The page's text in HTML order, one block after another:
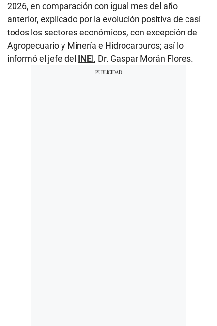
2026, en comparación con igual mes del año
anterior, explicado por la evolución positiva de casi
todos los sectores económicos, con excepción de
Agropecuario y Minería e Hidrocarburos; así lo
informó el jefe del INEI, Dr. Gaspar Morán Flores.